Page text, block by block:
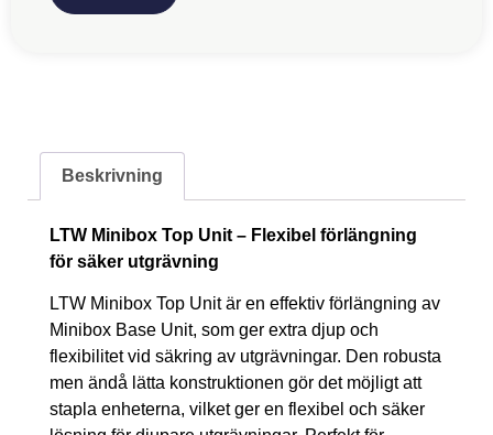
Beskrivning
LTW Minibox Top Unit – Flexibel förlängning
för säker utgrävning
LTW Minibox Top Unit är en effektiv förlängning av
Minibox Base Unit, som ger extra djup och
flexibilitet vid säkring av utgrävningar. Den robusta
men ändå lätta konstruktionen gör det möjligt att
stapla enheterna, vilket ger en flexibel och säker